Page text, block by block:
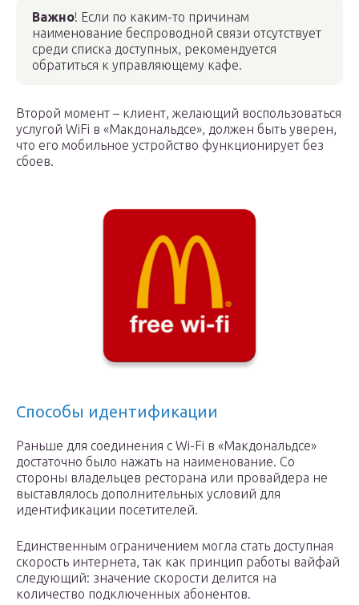
Важно! Если по каким-то причинам
наименование беспроводной связи отсутствует
среди списка доступных, рекомендуется
обратиться к управляющему кафе.
Второй момент – клиент, желающий воспользоваться
услугой WiFi в «Макдональдсе», должен быть уверен,
что его мобильное устройство функционирует без
сбоев.
Способы идентификации
Раньше для соединения с Wi-Fi в «Макдональдсе»
достаточно было нажать на наименование. Со
стороны владельцев ресторана или провайдера не
выставлялось дополнительных условий для
идентификации посетителей.
Единственным ограничением могла стать доступная
скорость интернета, так как принцип работы вайфай
следующий: значение скорости делится на
количество подключенных абонентов.